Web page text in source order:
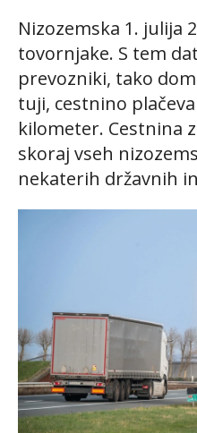
Nizozemska 1. julija
tovornjake. S tem
prevozniki, tako
tuji, cestnino
kilometer. Cestnina
skoraj vseh
nekaterih državnih